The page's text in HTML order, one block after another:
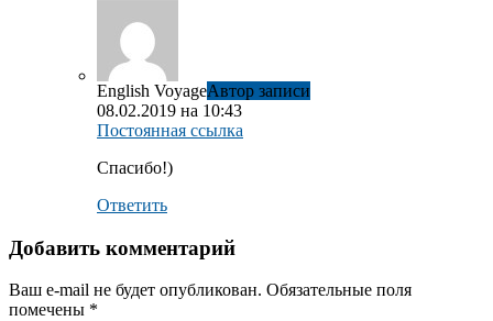
English VoyageАвтор записи
08.02.2019 на 10:43
Постоянная ссылка
Спасибо!)
Ответить
Добавить комментарий
Ваш e-mail не будет опубликован. Обязательные поля
помечены *